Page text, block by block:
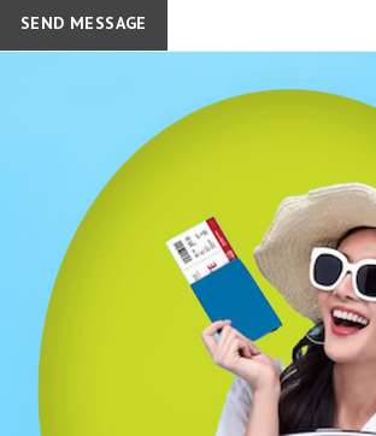
SEND MESSAGE